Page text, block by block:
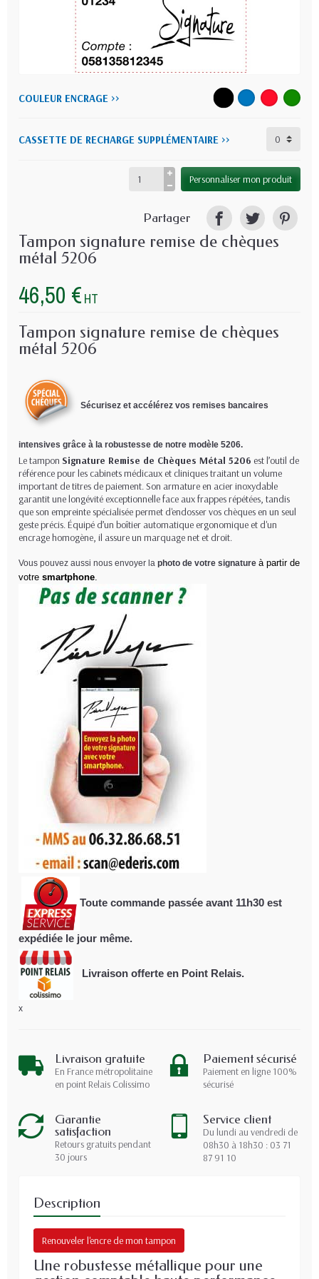
COULEUR ENCRAGE >>
CASSETTE DE RECHARGE SUPPLÉMENTAIRE >>
Personnaliser mon produit
Partager
Tampon signature remise de chèques
métal 5206
46,50 € HT
Tampon signature remise de chèques
métal 5206
Sécurisez et accélérez vos remises bancaires
intensives grâce à la robustesse de notre modèle 5206.
Le tampon Signature Remise de Chèques Métal 5206 est l’outil de
référence pour les cabinets médicaux et cliniques traitant un volume
important de titres de paiement. Son armature en acier inoxydable
garantit une longévité exceptionnelle face aux frappes répétées, tandis
que son empreinte spécialisée permet d'endosser vos chèques en un seul
geste précis. Équipé d’un boîtier automatique ergonomique et d'un
encrage homogène, il assure un marquage net et droit.
Vous pouvez aussi nous envoyer la photo de votre signature à partir de
votre smartphone
Toute commande passée avant 11h30 est
expédiée le jour même.
Livraison offerte en Point Relais.
x
Livraison gratuite
En France métropolitaine
en point Relais Colissimo
Paiement sécurisé
Paiement en ligne 100%
sécurisé
Garantie
satisfaction
Retours gratuits pendant
30 jours
Service client
Du lundi au vendredi de
08h30 à 18h30 : 03 71
87 91 10
Description
Renouveler l'encre de mon tampon
Une robustesse métallique pour une